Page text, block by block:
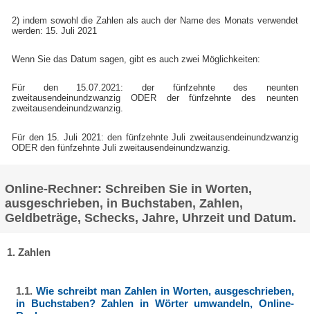
2) indem sowohl die Zahlen als auch der Name des Monats verwendet
werden: 15. Juli 2021
Wenn Sie das Datum sagen, gibt es auch zwei Möglichkeiten:
Für den 15.07.2021: der fünfzehnte des neunten
zweitausendeinundzwanzig ODER der fünfzehnte des neunten
zweitausendeinundzwanzig.
Für den 15. Juli 2021: den fünfzehnte Juli zweitausendeinundzwanzig
ODER den fünfzehnte Juli zweitausendeinundzwanzig.
Online-Rechner: Schreiben Sie in Worten,
ausgeschrieben, in Buchstaben, Zahlen,
Geldbeträge, Schecks, Jahre, Uhrzeit und Datum.
1. Zahlen
1.1.Wie schreibt man Zahlen in Worten, ausgeschrieben,
in Buchstaben? Zahlen in Wörter umwandeln, Online-